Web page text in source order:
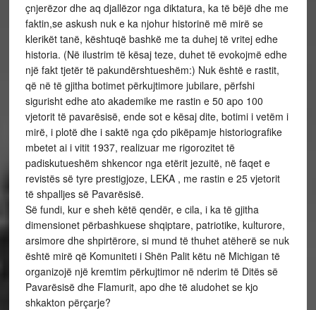
çnjerëzor dhe aq djallëzor nga diktatura, ka të bëjë dhe me
faktin,se askush nuk e ka njohur historinë më mirë se
klerikët tanë, kështuqë bashkë me ta duhej të vritej edhe
historia. (Në ilustrim të kësaj teze, duhet të evokojmë edhe
një fakt tjetër të pakundërshtueshëm:) Nuk është e rastit,
që në të gjitha botimet përkujtimore jubilare, përfshi
sigurisht edhe ato akademike me rastin e 50 apo 100
vjetorit të pavarësisë, ende sot e kësaj dite, botimi i vetëm i
mirë, i plotë dhe i saktë nga çdo pikëpamje historiografike
mbetet ai i vitit 1937, realizuar me rigorozitet të
padiskutueshëm shkencor nga etërit jezuitë, në faqet e
revistës së tyre prestigjoze, LEKA , me rastin e 25 vjetorit
të shpalljes së Pavarësisë.
Së fundi, kur e sheh këtë qendër, e cila, i ka të gjitha
dimensionet përbashkuese shqiptare, patriotike, kulturore,
arsimore dhe shpirtërore, si mund të thuhet atëherë se nuk
është mirë që Komuniteti i Shën Palit këtu në Michigan të
organizojë një kremtim përkujtimor në nderim të Ditës së
Pavarësisë dhe Flamurit, apo dhe të aludohet se kjo
shkakton përçarje?